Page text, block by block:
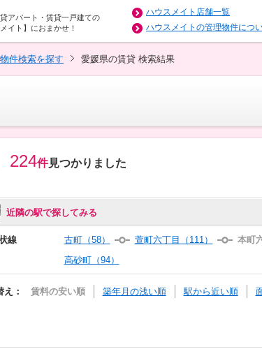
アパート・賃貸一戸建ての
イト】におまかせ！
ハウスメイト店舗一覧
ハウスメイトの管理物件につ
件検索を探す 愛媛県の賃貸 検索結果
224件見つかりました
近隣の駅で探してみる
線 古町（58） 萱町六丁目（111） 本町
高砂町（94）
え： 賃料の安い順 築年月の浅い順 駅から近い順